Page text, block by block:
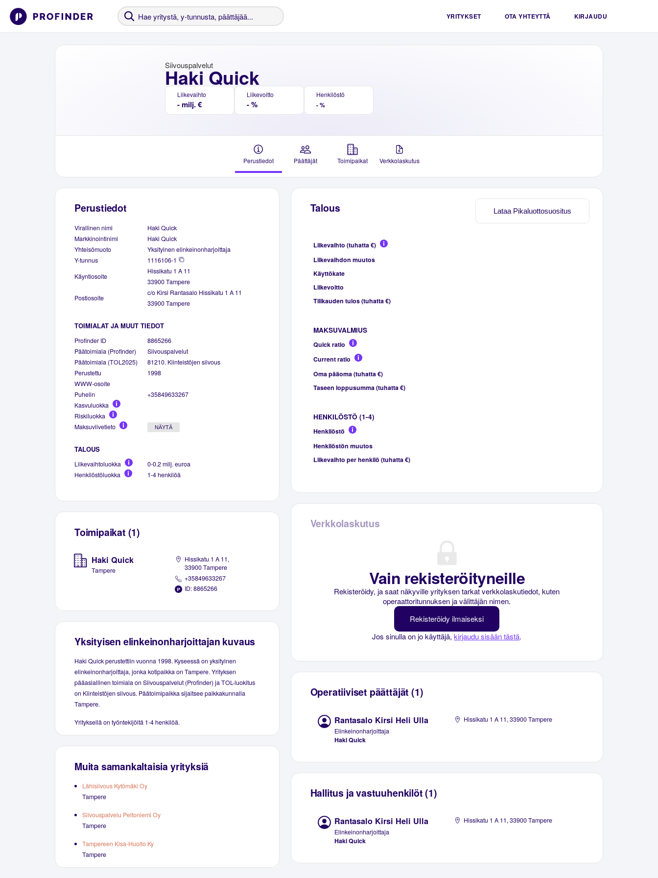
YRITYKSET OTA YHTEYTTÄ KIRJAUDU
Haki Quick
Siivouspalvelut
Liikevaihto
- milj. €
Liikevoitto
- %
Henkilöstö
- %
Perustiedot Päättäjät Toimipaikat Verkkolaskutus
Perustiedot
Virallinen nimi
Haki Quick
Markkinointinimi
Haki Quick
Yhteisömuoto
Yksityinen elinkeinonharjoittaja
Y-tunnus
1116106-1
Käyntiosoite
Hissikatu 1 A 11
33900 Tampere
Postiosoite
c/o Kirsi Rantasalo Hissikatu 1 A 11
33900 Tampere
TOIMIALAT JA MUUT TIEDOT
Profinder ID
8865266
Päätoimiala (Profinder)
Siivouspalvelut
Päätoimiala (TOL2025)
81210. Kiinteistöjen siivous
Perustettu
1998
WWW-osoite
Puhelin
+35849633267
Kasvuluokka
Riskiluokka
Maksuviivetieto
NÄYTÄ
TALOUS
Liikevaihtoluokka
0-0.2 milj. euroa
Henkilöstöluokka
1-4 henkilöä
Toimipaikat (1)
Haki Quick
Tampere
Hissikatu 1 A 11,
33900 Tampere
+35849633267
ID: 8865266
Yksityisen elinkeinonharjoittajan kuvaus
Haki Quick perustettiin vuonna 1998. Kyseessä on yksityinen
elinkeinonharjoittaja, jonka kotipaikka on Tampere. Yrityksen
pääasiallinen toimiala on Siivouspalvelut (Profinder) ja TOL-luokitus
on Kiinteistöjen siivous. Päätoimipaikka sijaitsee paikkakunnalla
Tampere.
Yrityksellä on työntekijöitä 1-4 henkilöä.
Muita samankaltaisia yrityksiä
Lähisiivous Kytömäki Oy
Tampere
Siivouspalvelu Peltoniemi Oy
Tampere
Tampereen Kisa-Huolto Ky
Tampere
Lataa Pikaluottosuositus
Talous
Liikevaihto (tuhatta €)
Liikevaihdon muutos
Käyttökate
Liikevoitto
Tilikauden tulos (tuhatta €)
MAKSUVALMIUS
Quick ratio
Current ratio
Oma pääoma (tuhatta €)
Taseen loppusumma (tuhatta €)
HENKILÖSTÖ (1-4)
Henkilöstö
Henkilöstön muutos
Liikevaihto per henkilö (tuhatta €)
Verkkolaskutus
Vain rekisteröityneille
Rekisteröidy, ja saat näkyville yrityksen tarkat verkkolaskutiedot, kuten
operaattoritunnuksen ja välittäjän nimen.
Rekisteröidy ilmaiseksi
Jos sinulla on jo käyttäjä,kirjaudu sisään tästä.
Operatiiviset päättäjät (1)
Rantasalo Kirsi Heli Ulla
Elinkeinonharjoittaja
Haki Quick
Hissikatu 1 A 11, 33900 Tampere
Hallitus ja vastuuhenkilöt (1)
Rantasalo Kirsi Heli Ulla
Elinkeinonharjoittaja
Haki Quick
Hissikatu 1 A 11, 33900 Tampere